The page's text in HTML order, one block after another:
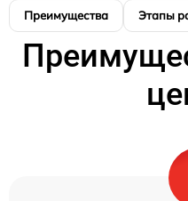
Преимущества Этапы